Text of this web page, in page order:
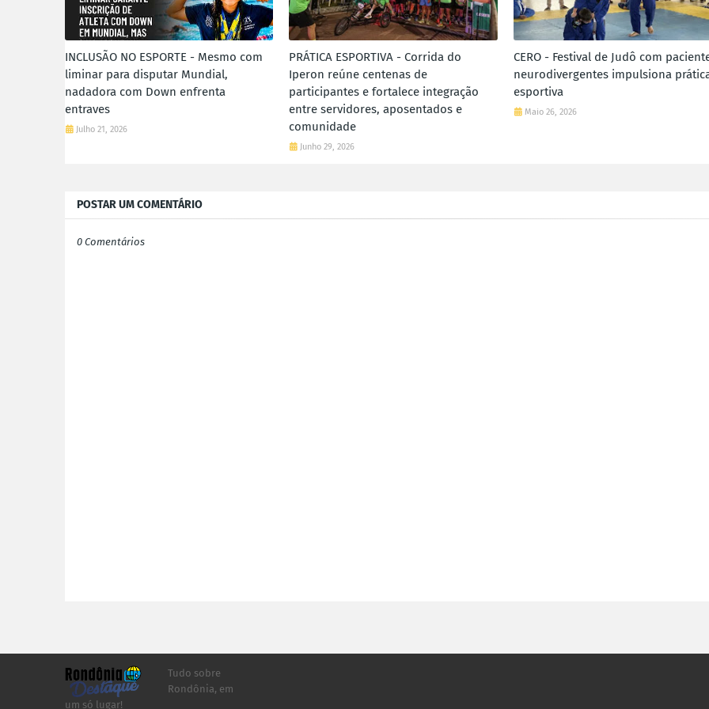
INCLUSÃO NO ESPORTE - Mesmo com
liminar para disputar Mundial,
nadadora com Down enfrenta
entraves
Julho 21, 2026
PRÁTICA ESPORTIVA - Corrida do
Iperon reúne centenas de
participantes e fortalece integração
entre servidores, aposentados e
comunidade
Junho 29, 2026
CERO - Festival de Judô com
neurodivergentes impulsiona
esportiva
Maio 26, 2026
POSTAR UM COMENTÁRIO
0 Comentários
Tudo sobre
Rondônia, em
um só lugar!